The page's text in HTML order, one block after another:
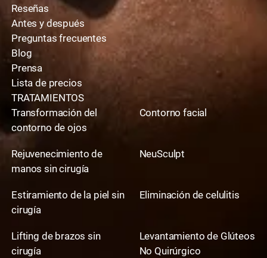
Reseñas
Antes y después
Preguntas frecuentes
Blog
Prensa
Lista de precios
TRATAMIENTOS
Transformación del
contorno de ojos
Contorno facial
Rejuvenecimiento de
manos sin cirugía
NeuSculpt
Estiramiento de la piel sin
cirugía
Eliminación de celulitis
Lifting de brazos sin
cirugía
Levantamiento de Glúteos
No Quirúrgico